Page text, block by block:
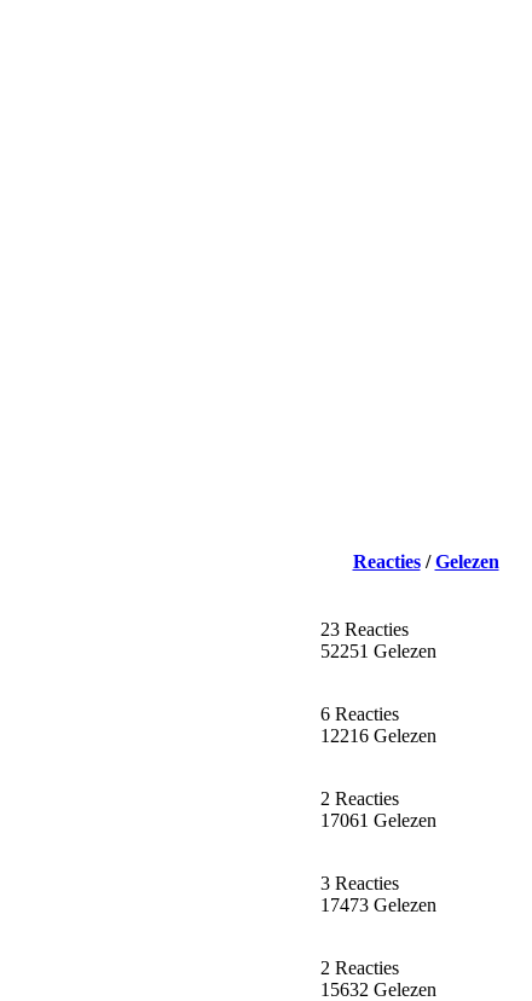
Reacties/Gelezen
23 Reacties
52251 Gelezen
6 Reacties
12216 Gelezen
2 Reacties
17061 Gelezen
3 Reacties
17473 Gelezen
2 Reacties
15632 Gelezen